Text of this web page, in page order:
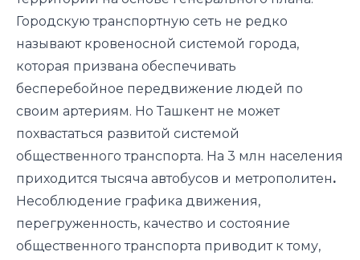
Городскую транспортную сеть не редко
называют кровеносной системой города,
которая призвана обеспечивать
бесперебойное передвижение людей по
своим артериям. Но Ташкент не может
похвастаться развитой системой
общественного транспорта. На 3 млн населения
приходится тысяча автобусов и метрополитен.
Несоблюдение графика движения,
перегруженность, качество и состояние
общественного транспорта приводит к тому,